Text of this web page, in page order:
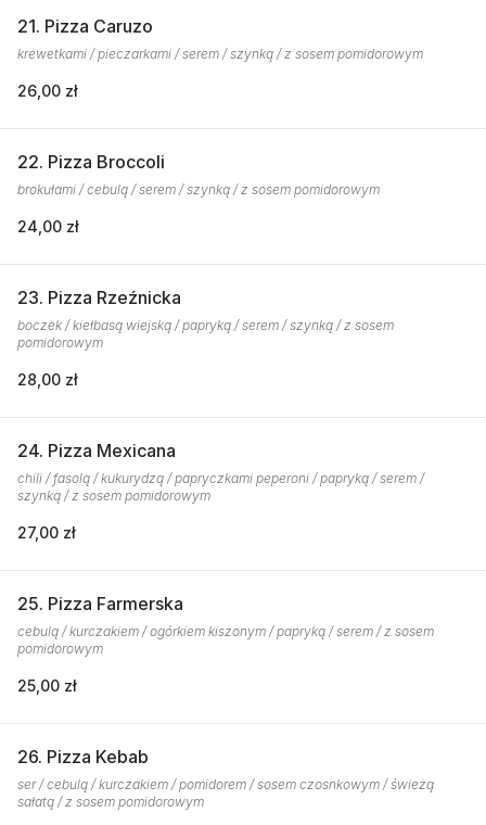
21. Pizza Caruzo
krewetkami / pieczarkami / serem / szynką / z sosem pomidorowym
26,00 zł
22. Pizza Broccoli
brokułami / cebulą / serem / szynką / z sosem pomidorowym
24,00 zł
23. Pizza Rzeźnicka
boczek / kiełbasą wiejską / papryką / serem / szynką / z sosem
pomidorowym
28,00 zł
24. Pizza Mexicana
chili / fasolą / kukurydzą / papryczkami peperoni / papryką / serem /
szynką / z sosem pomidorowym
27,00 zł
25. Pizza Farmerska
cebulą / kurczakiem / ogórkiem kiszonym / papryką / serem / z sosem
pomidorowym
25,00 zł
26. Pizza Kebab
ser / cebulą / kurczakiem / pomidorem / sosem czosnkowym / świeżą
sałatą / z sosem pomidorowym